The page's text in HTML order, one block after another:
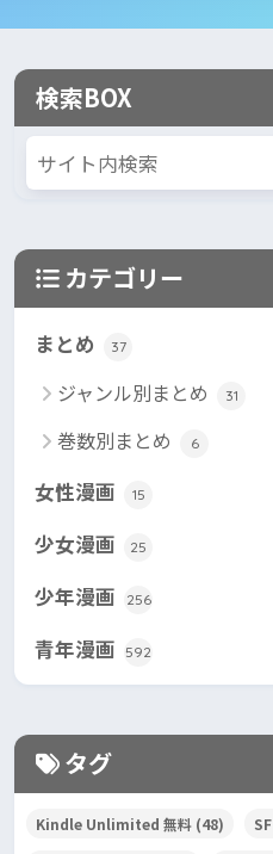
検索BOX
カテゴリー
まとめ 37
ジャンル別まとめ 31
巻数別まとめ 6
女性漫画 15
少女漫画 25
少年漫画 256
青年漫画 592
タグ
Kindle Unlimited 無料 (48) SF